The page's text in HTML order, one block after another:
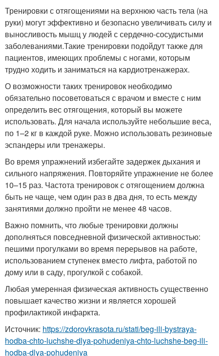
Тренировки с отягощениями на верхнюю часть тела (на
руки) могут эффективно и безопасно увеличивать силу и
выносливость мышц у людей с сердечно-сосудистыми
заболеваниями.Такие тренировки подойдут также для
пациентов, имеющих проблемы с ногами, которым
трудно ходить и заниматься на кардиотренажерах.
О возможности таких тренировок необходимо
обязательно посоветоваться с врачом и вместе с ним
определить вес отягощения, который вы можете
использовать. Для начала используйте небольшие веса,
по 1–2 кг в каждой руке. Можно использовать резиновые
эспандеры или тренажеры.
Во время упражнений избегайте задержек дыхания и
сильного напряжения. Повторяйте упражнение не более
10–15 раз. Частота тренировок с отягощением должна
быть не чаще, чем один раз в два дня, то есть между
занятиями должно пройти не менее 48 часов.
Важно помнить, что любые тренировки должны
дополняться повседневной физической активностью:
пешими прогулками во время перерывов на работе,
использованием ступенек вместо лифта, работой по
дому или в саду, прогулкой с собакой.
Любая умеренная физическая активность существенно
повышает качество жизни и является хорошей
профилактикой инфаркта.
Источник: https://zdorovkrasota.ru/stati/beg-ili-bystraya-
hodba-chto-luchshe-dlya-pohudeniya-chto-luchshe-beg-ili-
hodba-dlya-pohudeniya